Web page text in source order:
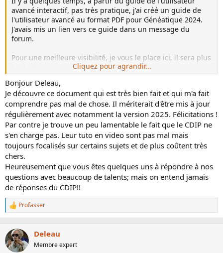
avancé interactif, pas très pratique, j'ai créé un guide de
l'utilisateur avancé au format PDF pour Généatique 2024.
J'avais mis un lien vers ce guide dans un message du
forum.
Pour une meilleure visibilité, je vous le place ici, il sera plus
Pour télécharger ce guide, cliquez sur le lien suivant :
Guide de l'utilisateur avancé - Geneatique 2024
Cliquez pour agrandir...
Bonjour Deleau,
Je découvre ce document qui est très bien fait et qui m'a fait
comprendre pas mal de chose. Il mériterait d'être mis à jour
régulièrement avec notamment la version 2025. Félicitations !
Par contre je trouve un peu lamentable le fait que le CDIP ne
s'en charge pas. Leur tuto en video sont pas mal mais
toujours focalisés sur certains sujets et de plus coûtent très
chers.
Heureusement que vous êtes quelques uns à répondre à nos
questions avec beaucoup de talents; mais on entend jamais
de réponses du CDIP!!
L
e
r
é
a
Profasser
Deleau
Membre expert